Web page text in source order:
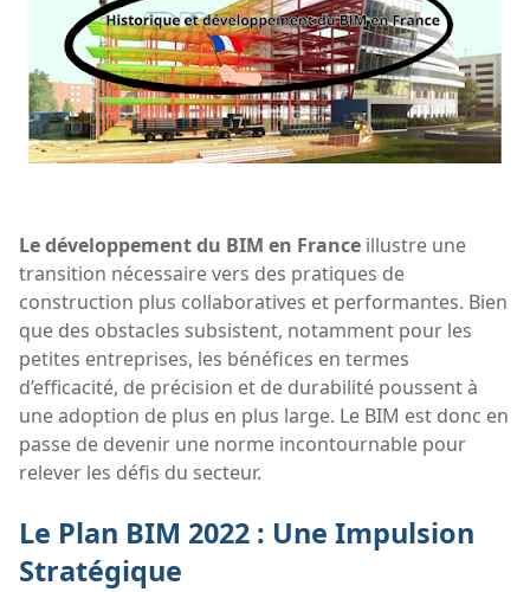
Le développement du BIM en France illustre une
transition nécessaire vers des pratiques de
construction plus collaboratives et performantes. Bien
que des obstacles subsistent, notamment pour les
petites entreprises, les bénéfices en termes
d’efficacité, de précision et de durabilité poussent à
une adoption de plus en plus large. Le BIM est donc en
passe de devenir une norme incontournable pour
relever les défis du secteur.
Le Plan BIM 2022 : Une Impulsion
Stratégique